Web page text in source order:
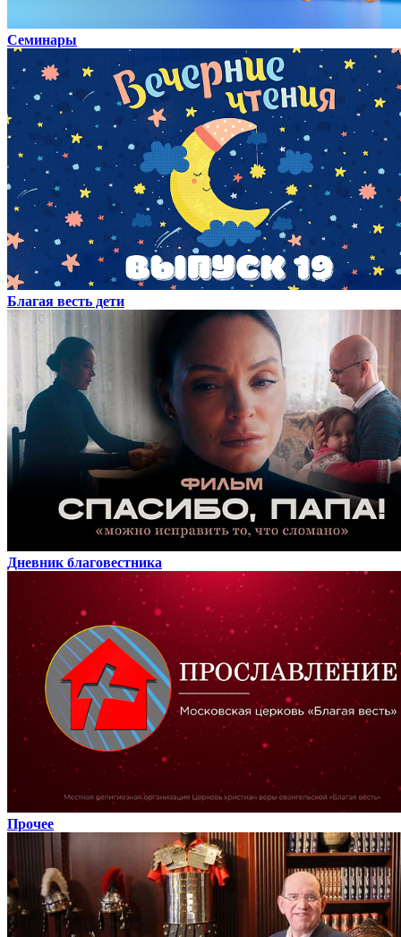
Семинары
Благая весть дети
Дневник благовестника
Прочее